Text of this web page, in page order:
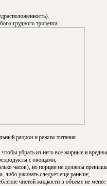
грудного трицепса.
рацион и режим питания.
убрать из него все жирные и
с овощами;
часов), но порции не должны
либо ужинать следует еще раньше;
чистой жидкости в объеме не